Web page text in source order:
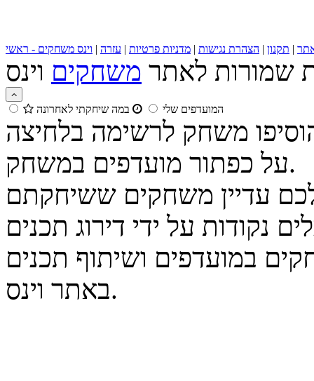
| תקנון | הצהרת נגישות | מדניות פרטיות | עזרה | וינס משחקים - ראשי
שמורות לאתר משחקים
המועדפים שלי במה שיחקתי לאחרונה
משחק לרשימה בלחיצה
על כפתור מועדפים במשחק.
על ידי דירוג תכנים
במועדפים ושיתוף תכנים
באתר וינס.